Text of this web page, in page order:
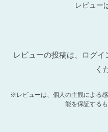
レビュー
レビューの投稿は、ログイ
く
※レビューは、個人の主観による
能を保証する